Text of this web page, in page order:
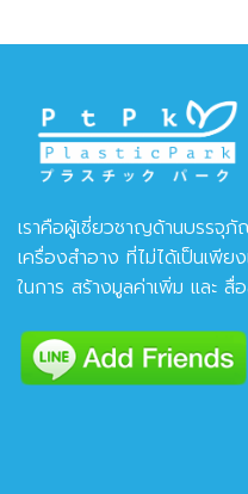
เราคือผู้เชี่ยวชาญด้านบรรจุ
เครื่องสำอาง ที่ไม่ได้เป็นเพี
ในการ สร้างมูลค่าเพิ่ม และ สื่